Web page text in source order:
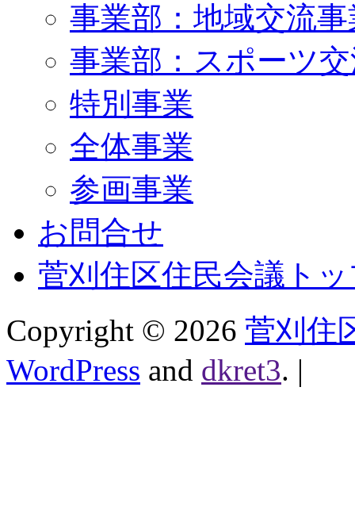
事業部：地域交流
事業部：スポーツ
特別事業
全体事業
参画事業
お問合せ
菅刈住区住民会議ト
Copyright © 2026 菅刈住
WordPress and dkret3. |